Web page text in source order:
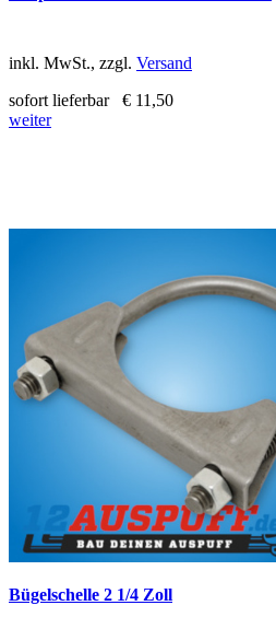
inkl. MwSt., zzgl. Versand
sofort lieferbar
€ 11,50
weiter
Bügelschelle 2 1/4 Zoll